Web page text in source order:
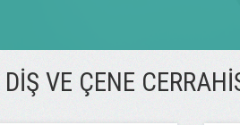
VE ÇENE